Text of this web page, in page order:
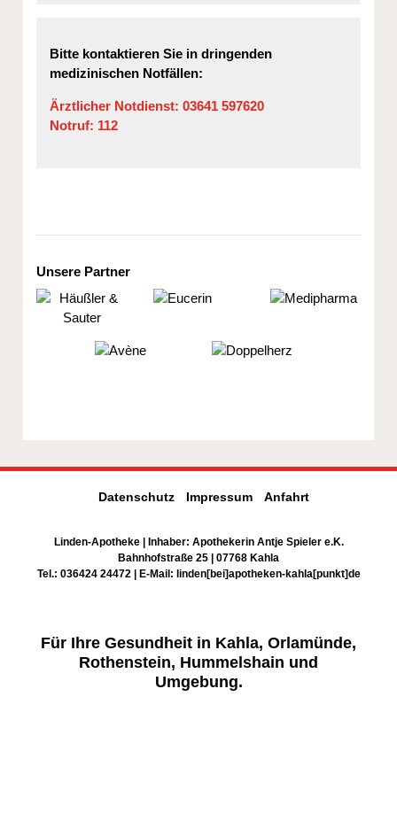
Bitte kontaktieren Sie in dringenden
medizinischen Notfällen:
Ärztlicher Notdienst:03641 597620
Notruf: 112
Unsere Partner
Datenschutz Impressum Anfahrt
Linden-Apotheke | Inhaber: Apothekerin Antje Spieler e.K.
Bahnhofstraße 25 | 07768 Kahla
Tel.: 036424 24472 | E-Mail: linden[bei]apotheken-kahla[punkt]de
Für Ihre Gesundheit in Kahla, Orlamünde,
Rothenstein, Hummelshain und
Umgebung.